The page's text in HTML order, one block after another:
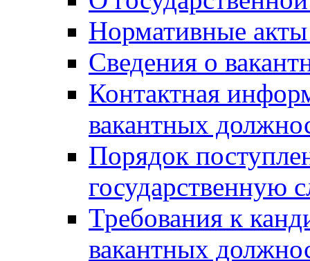
Нормативные акты
Сведения о
Контактная
вакантных
Порядок
государственную
Требования к
вакантных